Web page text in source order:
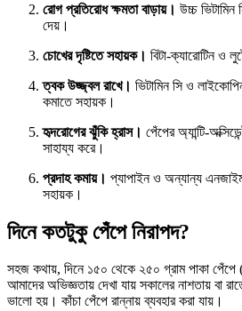
রোগ প্রতিরোধ ক্ষমতা বাড়ায়। উচ্চ ভিটামিন
দেয়।
চোখের দৃষ্টিতে সহায়ক। বিটা-ক্যারোটিন ও
ত্বক উজ্জ্বল রাখে। ভিটামিন সি ও
কমাতে সহায়ক।
হৃদরোগের ঝুঁকি হ্রাস। পেঁপের অ্যান্টি-
সাহায্য করে।
প্রদাহ কমায়। প্যাপাইন ও অন্যান্য এনজাইম
সহায়ক।
দিনে কতটুকু পেঁপে নিরাপদ?
সহজ কথায়, দিনে ১৫০ থেকে ২৫০ গ্রাম পাকা পেঁপে
আমাদের অভিজ্ঞতায় দেখা যায় সকালের নাশতায় বা
ভালো হয়। কাঁচা পেঁপে রান্নায় ব্যবহার করা যায়।